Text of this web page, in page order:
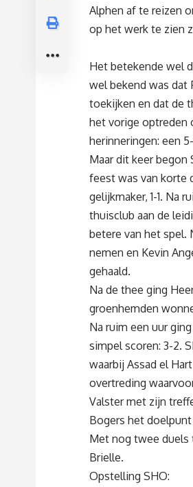
Alphen af te reizen
op het werk te zien
Het betekende wel
wel bekend was dat
toekijken en dat de
het vorige optreden
herinneringen: een
Maar dit keer begon
feest was van korte
gelijkmaker, 1-1. Na
thuisclub aan de
betere van het spel.
nemen en Kevin
gehaald.
Na de thee ging
groenhemden
Na ruim een uur
simpel scoren: 3-2.
waarbij Assad el
overtreding
Valster met zijn
Bogers het
Met nog twee duels
Brielle.
Opstelling SHO: